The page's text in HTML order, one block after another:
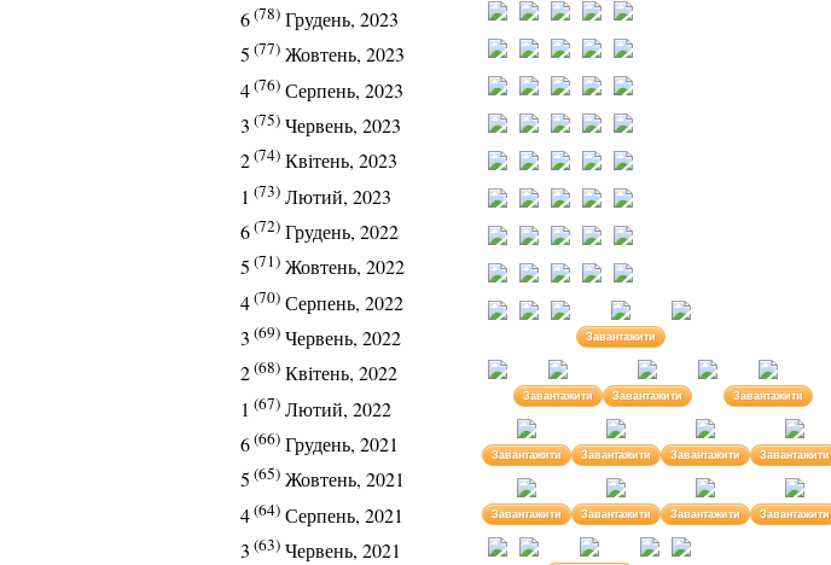
6(78) Грудень, 2023
5 (77) Жовтень, 2023
4(76) Серпень, 2023
3 (75) Червень, 2023
2(74) Квітень, 2023
1 (73) Лютий, 2023
6(72) Грудень, 2022
5 (71) Жовтень, 2022
4(70) Серпень, 2022
3 (69) Червень, 2022
2(68) Квітень, 2022
1 (67) Лютий, 2022
6(66) Грудень, 2021
5 (65) Жовтень, 2021
4(64) Серпень, 2021
3 (63) Червень, 2021
Завантажити
Завантажити Завантажити Завантажити
Завантажити Завантажити Завантажити Завантажити
Завантажити Завантажити Завантажити Завантажити